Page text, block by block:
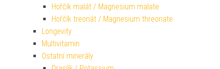
Hořčík malát / Magnesium malate
Hořčík treonát / Magnesium threonate
Longevity
Multivitamin
Ostatní minerály